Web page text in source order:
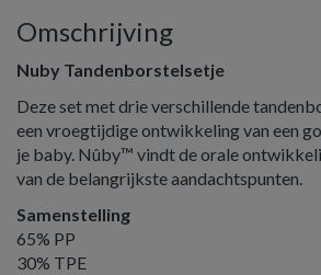
Omschrijving
Nuby Tandenborstelsetje
Deze set met drie verschillende
een vroegtijdige ontwikkeling van een
je baby. Nûby™ vindt de orale
van de belangrijkste aandachtspunten.
Samenstelling
65% PP
30% TPE